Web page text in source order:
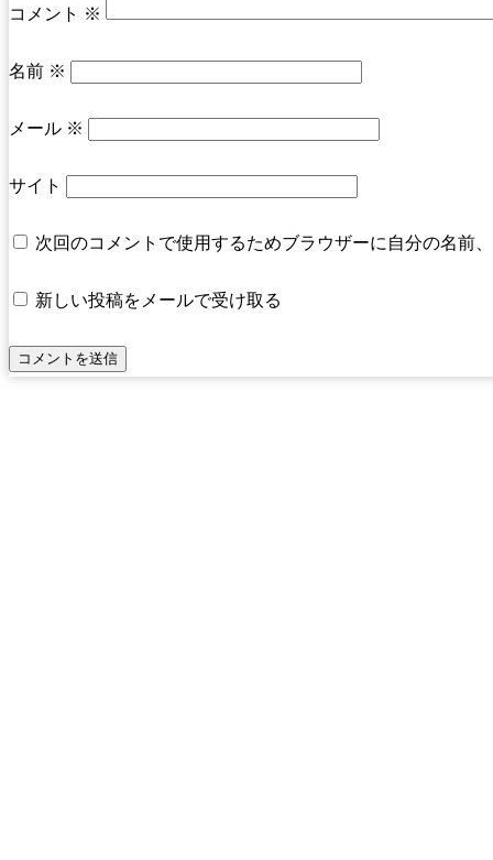
コメント ※
名前 ※
メール ※
サイト
次回のコメントで使用するためブラウザーに自分の名前
新しい投稿をメールで受け取る